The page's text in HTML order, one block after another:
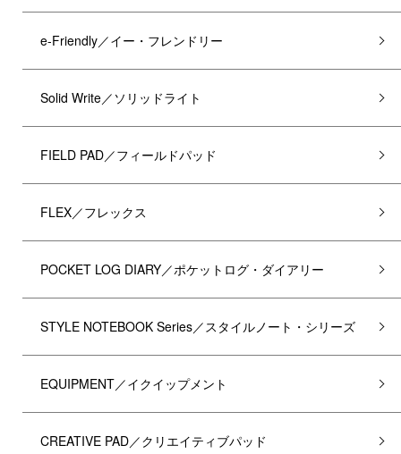
e-Friendly／イー・フレンドリー
Solid Write／ソリッドライト
FIELD PAD／フィールドパッド
FLEX／フレックス
POCKET LOG DIARY／ポケットログ・ダイアリー
STYLE NOTEBOOK Series／スタイルノート・シリーズ
EQUIPMENT／イクイップメント
CREATIVE PAD／クリエイティブパッド